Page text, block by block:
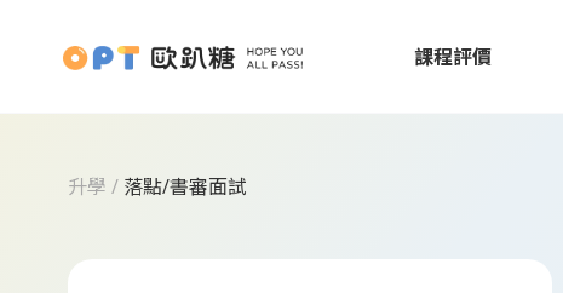
課程評價
升學 / 落點/書審面試